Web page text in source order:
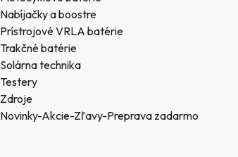
Nabíjačky a boostre
Prístrojové VRLA batérie
Trakčné batérie
Solárna technika
Testery
Zdroje
Novinky-Akcie-Zľavy-Preprava zadarmo